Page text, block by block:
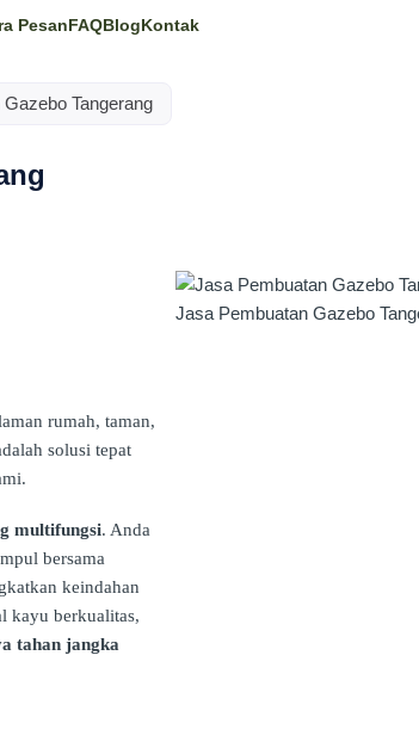
PesanFAQBlogKontak
Tangerang
rumah, taman,
solusi tepat
multifungsi. Anda
bersama
keindahan
kayu berkualitas,
tahan jangka
Jasa Pembuatan Gazebo